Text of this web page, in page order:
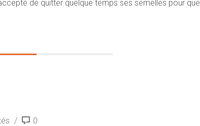
de quitter quelque temps ses semelles pour que
0